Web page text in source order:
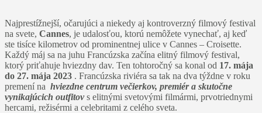
Najprestížnejší, očarujúci a niekedy aj kontroverzný filmový festival
na svete, Cannes, je udalosťou, ktorú nemôžete vynechať, aj keď
ste tisíce kilometrov od prominentnej ulice v Cannes – Croisette.
Každý máj sa na juhu Francúzska začína elitný filmový festival,
ktorý priťahuje hviezdny dav. Ten tohtoročný sa konal od 17. mája
do 27. mája 2023 . Francúzska riviéra sa tak na dva týždne v roku
premení na hviezdne centrum večierkov, premiér a skutočne
vynikajúcich outfitov s elitnými svetovými filmármi, prvotriednymi
hercami, režisérmi a celebritami z celého sveta.